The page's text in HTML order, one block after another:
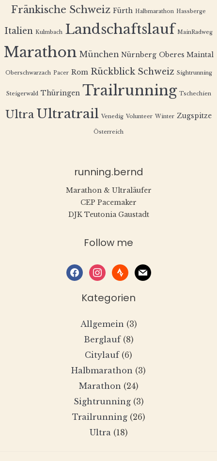
Fränkische Schweiz Fürth Halbmarathon Hassberge
Italien Kulmbach Landschaftslauf MainRadweg
Marathon München Nürnberg Oberes Maintal
Oberschwarzach Pacer Rom Rückblick Schweiz Sightrunning
Steigerwald Thüringen Trailrunning Tschechien
Ultra Ultratrail Venedig Volunteer Winter Zugspitze
Österreich
running.bernd
Marathon & Ultraläufer
CEP Pacemaker
DJK Teutonia Gaustadt
Follow me
facebookinstagram
stravamail
Kategorien
Allgemein (3)
Berglauf(8)
Citylauf(6)
Halbmarathon (3)
Marathon (24)
Sightrunning(3)
Trailrunning(26)
Ultra(18)